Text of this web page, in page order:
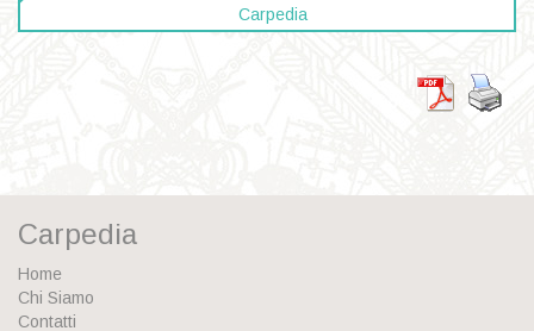
Carpedia
Carpedia
Home
Chi Siamo
Contatti